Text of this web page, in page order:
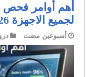
أهم أوامر فحص
لجميع الاجهزة 2026
‏أسبوعين مضت